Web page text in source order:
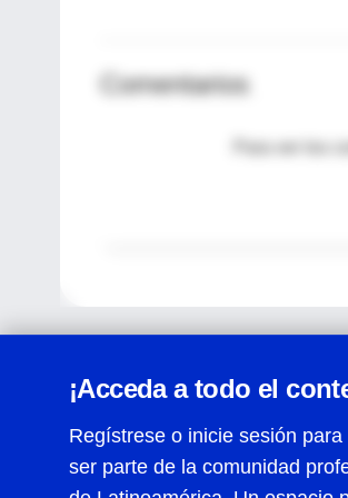
Comentarios
Para ver los
¡Acceda a todo el
Regístrese o inicie sesión
ser parte de la comunidad
Centro de Ayuda